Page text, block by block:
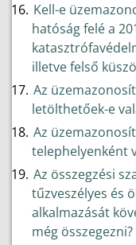
Kell-e
hatóság felé a
illetve felső
Az
letölthetőek-e
Az
telephelyenként
Az összegzési
tűzveszélyes és
alkalmazását
még összegezni?